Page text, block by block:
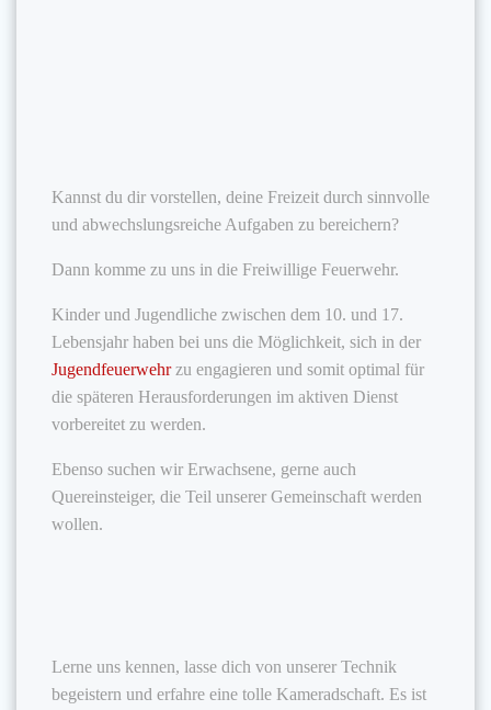
Kannst du dir vorstellen, deine Freizeit durch sinnvolle
und abwechslungsreiche Aufgaben zu bereichern?
Dann komme zu uns in die Freiwillige Feuerwehr.
Kinder und Jugendliche zwischen dem 10. und 17.
Lebensjahr haben bei uns die Möglichkeit, sich in der
Jugendfeuerwehrzu engagieren und somit optimal für
die späteren Herausforderungen im aktiven Dienst
vorbereitet zu werden.
Ebenso suchen wir Erwachsene, gerne auch
Quereinsteiger, die Teil unserer Gemeinschaft werden
wollen.
Lerne uns kennen, lasse dich von unserer Technik
begeistern und erfahre eine tolle Kameradschaft. Es ist